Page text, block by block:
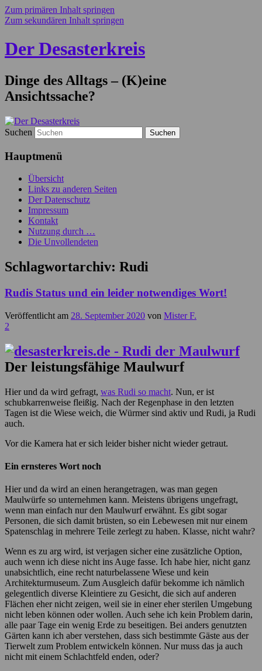
Zum primären Inhalt springen
Zum sekundären Inhalt springen
Der Desasterkreis
Dinge des Alltags – (K)eine
Ansichtssache?
Suchen
Hauptmenü
Übersicht
Links zu anderen Seiten
Der Datenschutz
Impressum
Kontakt
Nutzung durch …
Die Unvollendeten
Schlagwortarchiv: Rudi
Rudis Status und ein leider notwendiges Wort!
Veröffentlicht am 28. September 2020 von Mister F.
2
Der leistungsfähige Maulwurf
Hier und da wird gefragt, was Rudi so macht. Nun, er ist
schubkarrenweise fleißig. Nach der Regenphase in den letzten
Tagen ist die Wiese weich, die Würmer sind aktiv und Rudi, ja Rudi
auch.
Vor die Kamera hat er sich leider bisher nicht wieder getraut.
Ein ernsteres Wort noch
Hier und da wird an einen herangetragen, was man gegen
Maulwürfe so unternehmen kann. Meistens übrigens ungefragt,
wenn man einfach nur den Maulwurf erwähnt. Es gibt sogar
Personen, die sich damit brüsten, so ein Lebewesen mit nur einem
Spatenschlag in mehrere Teile zerlegt zu haben. Klasse, nicht wahr?
Wenn es zu arg wird, ist verjagen sicher eine zusätzliche Option,
auch wenn ich diese nicht ins Auge fasse. Ich habe hier, nicht ganz
unabsichtlich, eine recht naturbelassene Wiese und kein
Architekturmuseum. Zum Ausgleich dafür bekomme ich nämlich
gelegentlich diverse Kleintiere zu Gesicht, die sich auf anderen
Flächen eher nicht zeigen, weil sie in einer eher sterilen Umgebung
nicht leben können oder wollen. Auch sehe ich kein Problem darin,
alle paar Tage ein wenig Erde zu beseitigen. Bei anders genutzten
Gärten kann ich aber verstehen, dass sich bestimmte Gäste aus der
Tierwelt zum Problem entwickeln können. Nur muss das ja auch
nicht mit einem Schlachtfeld enden, oder?